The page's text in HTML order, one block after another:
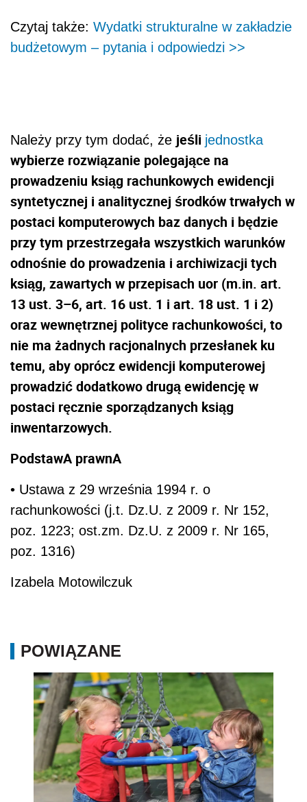
Czytaj także: Wydatki strukturalne w zakładzie
budżetowym – pytania i odpowiedzi >>
Należy przy tym dodać, że jeśli jednostka
wybierze rozwiązanie polegające na
prowadzeniu ksiąg rachunkowych ewidencji
syntetycznej i analitycznej środków trwałych w
postaci komputerowych baz danych i będzie
przy tym przestrzegała wszystkich warunków
odnośnie do prowadzenia i archiwizacji tych
ksiąg, zawartych w przepisach uor (m.in. art.
13 ust. 3–6, art. 16 ust. 1 i art. 18 ust. 1 i 2)
oraz wewnętrznej polityce rachunkowości, to
nie ma żadnych racjonalnych przesłanek ku
temu, aby oprócz ewidencji komputerowej
prowadzić dodatkowo drugą ewidencję w
postaci ręcznie sporządzanych ksiąg
inwentarzowych.
PodstawA prawnA
• Ustawa z 29 września 1994 r. o
rachunkowości (j.t. Dz.U. z 2009 r. Nr 152,
poz. 1223; ost.zm. Dz.U. z 2009 r. Nr 165,
poz. 1316)
Izabela Motowilczuk
POWIĄZANE